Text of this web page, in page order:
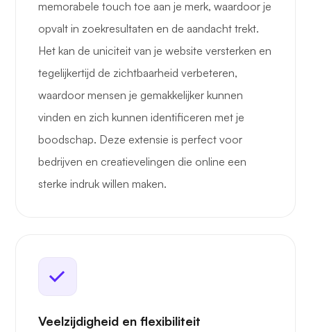
memorabele touch toe aan je merk, waardoor je
opvalt in zoekresultaten en de aandacht trekt.
Het kan de uniciteit van je website versterken en
tegelijkertijd de zichtbaarheid verbeteren,
waardoor mensen je gemakkelijker kunnen
vinden en zich kunnen identificeren met je
boodschap. Deze extensie is perfect voor
bedrijven en creatievelingen die online een
sterke indruk willen maken.
Veelzijdigheid en flexibiliteit